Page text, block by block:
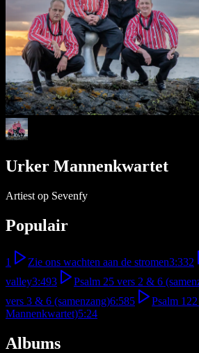
Urker Mannenkwartet
Artiest op Sevenfy
Populair
1 Zie ons wachten aan de stromen3:332
valley3:493 Psalm 25 vers 2 & 6
vers 3 & 6 (samenzang)6:585
Psalm
Mannenkwartet)5:24
Albums